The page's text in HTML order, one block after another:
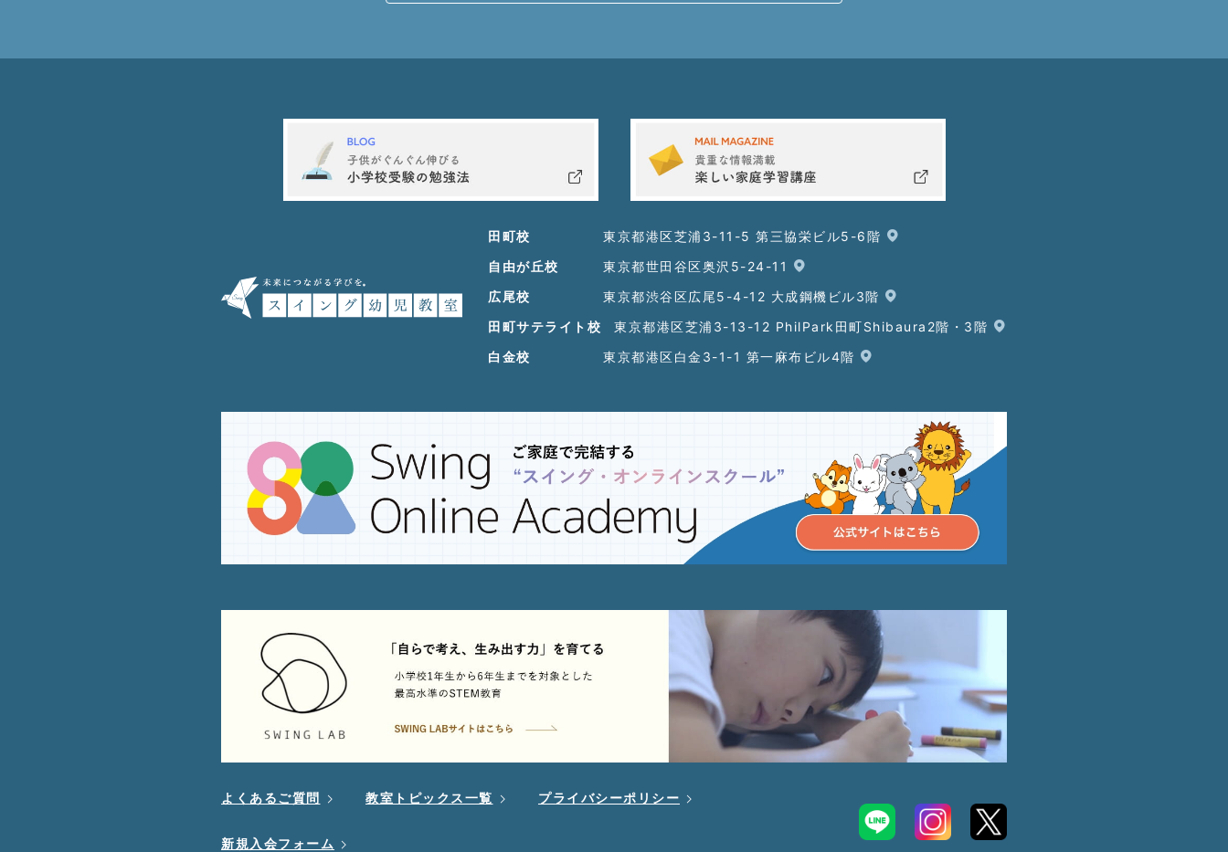
田町校
東京都港区芝浦3-11-5 第三協栄ビル5-6階
自由が丘校
東京都世田谷区奥沢5-24-11
広尾校
東京都渋谷区広尾5-4-12 大成鋼機ビル3階
田町サテライト校
東京都港区芝浦3-13-12 PhilPark田町Shibaura2階・3階
白金校
東京都港区白金3-1-1 第一麻布ビル4階
よくあるご質問 教室トピックス一覧 プライバシーポリシー
新規入会フォーム